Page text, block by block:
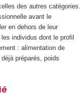
des autres catégories.
avant le
en dehors de leur
individus dont le profil
: alimentation de
préparés, poids